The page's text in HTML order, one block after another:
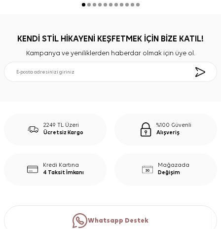
KENDİ STİL HİKAYENİ KEŞFETMEK İÇİN BİZE KATIL!
Kampanya ve yeniliklerden haberdar olmak için üye ol.
2249 TL Üzeri
Ücretsiz Kargo
%100 Güvenli
Alışveriş
Kredi Kartına
4 Taksit İmkanı
Mağazada
Değişim
Whatsapp Destek